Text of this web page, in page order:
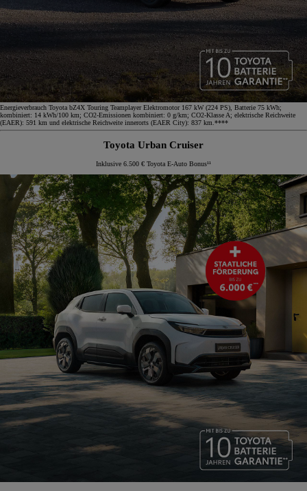
Energieverbrauch Toyota bZ4X Touring Teamplayer Elektromotor 167 kW (224 PS), Batterie 75 kWh;
kombiniert: 14 kWh/100 km; CO2-Emissionen kombiniert: 0 g/km; CO2-Klasse A; elektrische Reichweite
(EAER): 591 km und elektrische Reichweite innerorts (EAER City): 837 km.****
Toyota Urban Cruiser
Inklusive 6.500 € Toyota E-Auto Bonus¹¹